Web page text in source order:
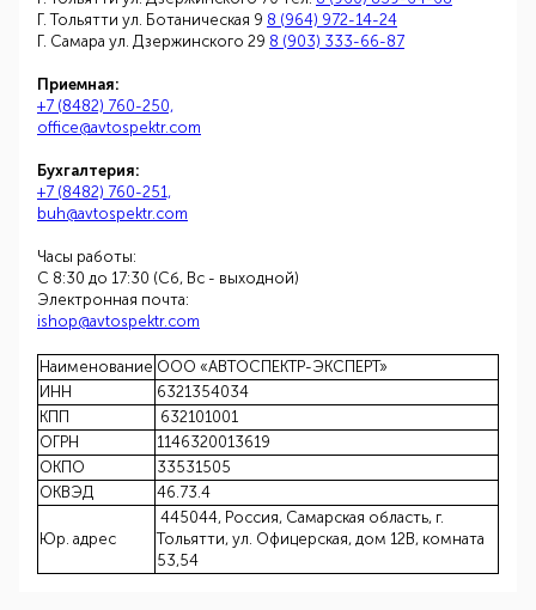
Г. Тольятти ул. Ботаническая 9 8 (964) 972-14-24
Г. Самара ул. Дзержинского 29 8 (903) 333-66-87
Приемная:
+7 (8482) 760-250,
office@avtospektr.com
Бухгалтерия:
+7 (8482) 760-251,
buh@avtospektr.com
Часы работы:
С 8:30 до 17:30 (Сб, Вс - выходной)
Электронная почта:
ishop@avtospektr.com
Наименование ООО «АВТОСПЕКТР-ЭКСПЕРТ»
ИНН
6321354034
КПП
632101001
ОГРН
1146320013619
ОКПО
33531505
ОКВЭД
46.73.4
Юр. адрес
445044, Россия, Самарская область, г.
Тольятти, ул. Офицерская, дом 12В, комната
53,54